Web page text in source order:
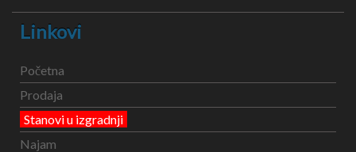
Linkovi
Početna
Prodaja
Stanovi u izgradnji
Najam